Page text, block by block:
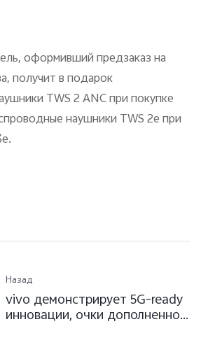
оформивший предзаказ на
получит в подарок
TWS 2 ANC при покупке
наушники TWS 2e при
Назад
vivo демонстрирует 5G-ready
инновации, очки дополненной